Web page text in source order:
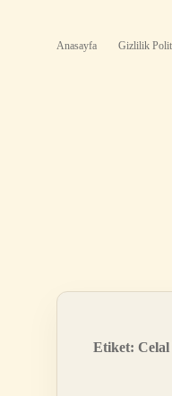
Anasayfa Gizlilik
Etiket: